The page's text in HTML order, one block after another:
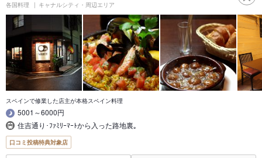
各国料理 キャナルシティ・周辺エリア
スペインで修業した店主が本格スペイン料理
5001～6000円
住吉通り･ﾌｧﾐﾘｰﾏｰﾄから入った路地裏｡
口コミ投稿特典対象店